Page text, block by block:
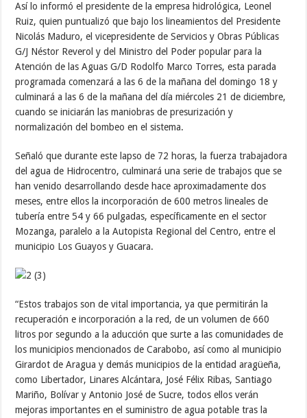
Así lo informó el presidente de la empresa hidrológica, Leonel
Ruiz, quien puntualizó que bajo los lineamientos del Presidente
Nicolás Maduro, el vicepresidente de Servicios y Obras Públicas
G/J Néstor Reverol y del Ministro del Poder popular para la
Atención de las Aguas G/D Rodolfo Marco Torres, esta parada
programada comenzará a las 6 de la mañana del domingo 18 y
culminará a las 6 de la mañana del día miércoles 21 de diciembre,
cuando se iniciarán las maniobras de presurización y
normalización del bombeo en el sistema.
Señaló que durante este lapso de 72 horas, la fuerza trabajadora
del agua de Hidrocentro, culminará una serie de trabajos que se
han venido desarrollando desde hace aproximadamente dos
meses, entre ellos la incorporación de 600 metros lineales de
tubería entre 54 y 66 pulgadas, específicamente en el sector
Mozanga, paralelo a la Autopista Regional del Centro, entre el
municipio Los Guayos y Guacara.
“Estos trabajos son de vital importancia, ya que permitirán la
recuperación e incorporación a la red, de un volumen de 660
litros por segundo a la aducción que surte a las comunidades de
los municipios mencionados de Carabobo, así como al municipio
Girardot de Aragua y demás municipios de la entidad aragüeña,
como Libertador, Linares Alcántara, José Félix Ribas, Santiago
Mariño, Bolívar y Antonio José de Sucre, todos ellos verán
mejoras importantes en el suministro de agua potable tras la